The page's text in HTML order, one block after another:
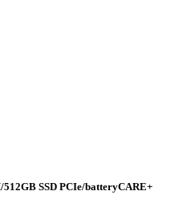
SSD PCIe/batteryCARE+